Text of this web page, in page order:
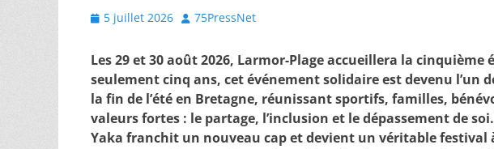
Posted
5 juillet 2026 Author
75PressNet
Les 29 et 30 août 2026, Larmor-Plage accueillera la cinquième
seulement cinq ans, cet événement solidaire est devenu l’un
la fin de l’été en Bretagne, réunissant sportifs, familles,
valeurs fortes : le partage, l’inclusion et le dépassement de
Yaka franchit un nouveau cap et devient un véritable festival